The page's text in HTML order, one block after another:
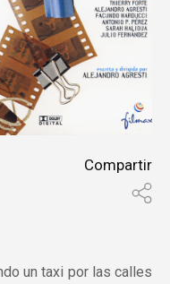
Compartir
un taxi por las calles